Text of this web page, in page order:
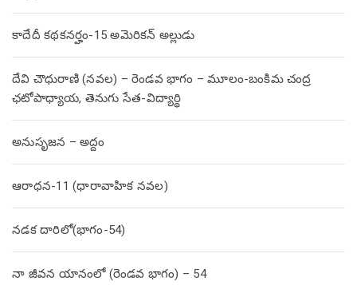
కాదేదీ కథకనర్హం-15 అమెరికన్ అల్లుడు
దేవి చౌధురాణి (నవల) – రెండవ భాగం – మూలం-బంకిమ చంద్ర
ఛటోపాధ్యాయ, తెనుగు సేత-విద్యార్థి
అనుసృజన – అద్దం
ఆరాధన-11 (ధారావాహిక నవల)
నడక దారిలో(భాగం-54)
నా జీవన యానంలో (రెండవ భాగం) – 54